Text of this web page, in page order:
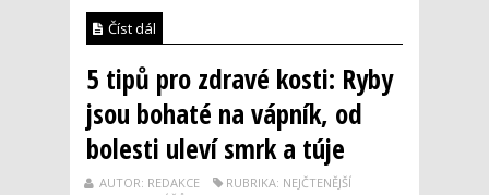
Číst dál
5 tipů pro zdravé kosti: Ryby
jsou bohaté na vápník, od
bolesti uleví smrk a túje
AUTOR: REDAKCE
RUBRIKA: NEJČTENĚJŠÍ